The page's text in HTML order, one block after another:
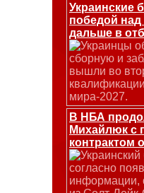
Украинские
победой над
дальше в
Украинцы
сборную и
вышли во
мира-2027.
В НБА
Михайлюк с
контрактом
Украинский
согласно
информации,